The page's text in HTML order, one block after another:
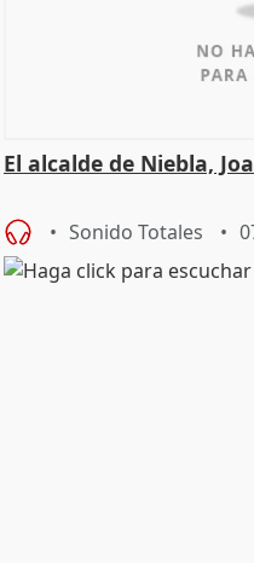
El alcalde de Niebla,
Sonido Totales